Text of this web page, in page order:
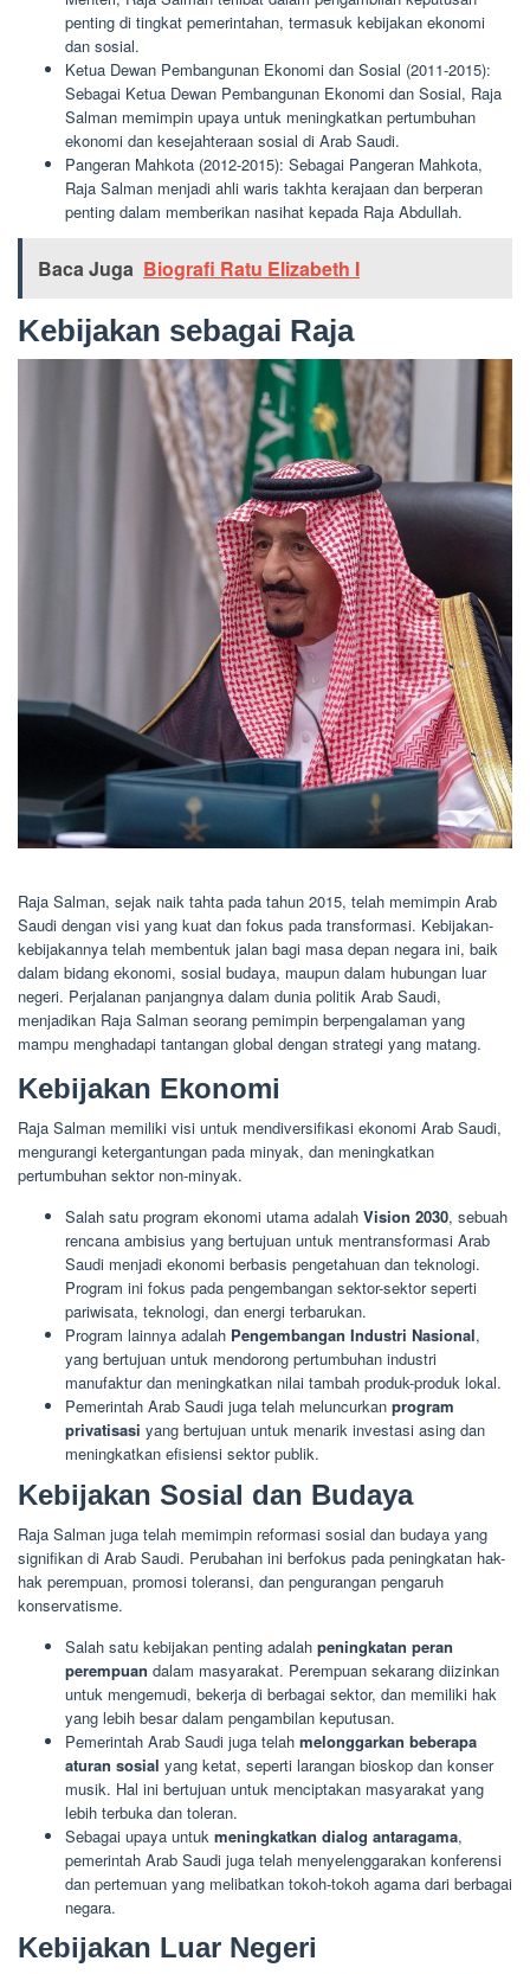
penting di tingkat pemerintahan, termasuk kebijakan ekonomi
dan sosial.
Ketua Dewan Pembangunan Ekonomi dan Sosial (2011-2015):
Sebagai Ketua Dewan Pembangunan Ekonomi dan Sosial, Raja
Salman memimpin upaya untuk meningkatkan pertumbuhan
ekonomi dan kesejahteraan sosial di Arab Saudi.
Pangeran Mahkota (2012-2015): Sebagai Pangeran Mahkota,
Raja Salman menjadi ahli waris takhta kerajaan dan berperan
penting dalam memberikan nasihat kepada Raja Abdullah.
Baca Juga Biografi Ratu Elizabeth I
Kebijakan sebagai Raja
Raja Salman, sejak naik tahta pada tahun 2015, telah memimpin Arab
Saudi dengan visi yang kuat dan fokus pada transformasi. Kebijakan-
kebijakannya telah membentuk jalan bagi masa depan negara ini, baik
dalam bidang ekonomi, sosial budaya, maupun dalam hubungan luar
negeri. Perjalanan panjangnya dalam dunia politik Arab Saudi,
menjadikan Raja Salman seorang pemimpin berpengalaman yang
mampu menghadapi tantangan global dengan strategi yang matang.
Kebijakan Ekonomi
Raja Salman memiliki visi untuk mendiversifikasi ekonomi Arab Saudi,
mengurangi ketergantungan pada minyak, dan meningkatkan
pertumbuhan sektor non-minyak.
Salah satu program ekonomi utama adalah Vision 2030, sebuah
rencana ambisius yang bertujuan untuk mentransformasi Arab
Saudi menjadi ekonomi berbasis pengetahuan dan teknologi.
Program ini fokus pada pengembangan sektor-sektor seperti
pariwisata, teknologi, dan energi terbarukan.
Program lainnya adalah Pengembangan Industri Nasional,
yang bertujuan untuk mendorong pertumbuhan industri
manufaktur dan meningkatkan nilai tambah produk-produk lokal.
Pemerintah Arab Saudi juga telah meluncurkan program
privatisasi yang bertujuan untuk menarik investasi asing dan
meningkatkan efisiensi sektor publik.
Kebijakan Sosial dan Budaya
Raja Salman juga telah memimpin reformasi sosial dan budaya yang
signifikan di Arab Saudi. Perubahan ini berfokus pada peningkatan hak-
hak perempuan, promosi toleransi, dan pengurangan pengaruh
konservatisme.
Salah satu kebijakan penting adalah peningkatan peran
perempuan dalam masyarakat. Perempuan sekarang diizinkan
untuk mengemudi, bekerja di berbagai sektor, dan memiliki hak
yang lebih besar dalam pengambilan keputusan.
Pemerintah Arab Saudi juga telah melonggarkan beberapa
aturan sosial yang ketat, seperti larangan bioskop dan konser
musik. Hal ini bertujuan untuk menciptakan masyarakat yang
lebih terbuka dan toleran.
Sebagai upaya untuk meningkatkan dialog antaragama,
pemerintah Arab Saudi juga telah menyelenggarakan konferensi
dan pertemuan yang melibatkan tokoh-tokoh agama dari berbagai
negara.
Kebijakan Luar Negeri